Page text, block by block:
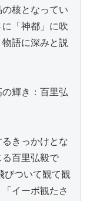
核となってい
「神都」に吹
語に深みと説
輝き：百里弘
きっかけとな
百里弘毅で
ついて観て観
イーボ観たさ